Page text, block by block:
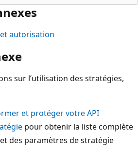
autorisation
sur l’utilisation des stratégies,
et protéger votre API
pour obtenir la liste complète
des paramètres de stratégie